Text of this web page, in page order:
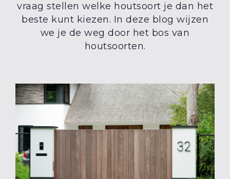
vraag stellen welke houtsoort je dan het
beste kunt kiezen. In deze blog wijzen
we je de weg door het bos van
houtsoorten.